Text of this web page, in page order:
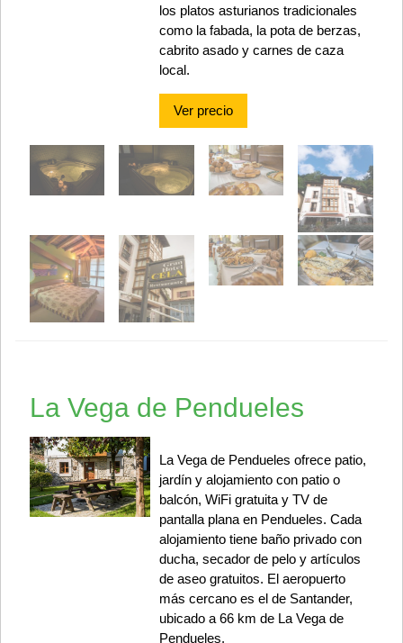
los platos asturianos tradicionales
como la fabada, la pota de berzas,
cabrito asado y carnes de caza
local.
Ver precio
La Vega de Pendueles
La Vega de Pendueles ofrece patio,
jardín y alojamiento con patio o
balcón, WiFi gratuita y TV de
pantalla plana en Pendueles. Cada
alojamiento tiene baño privado con
ducha, secador de pelo y artículos
de aseo gratuitos. El aeropuerto
más cercano es el de Santander,
ubicado a 66 km de La Vega de
Pendueles.